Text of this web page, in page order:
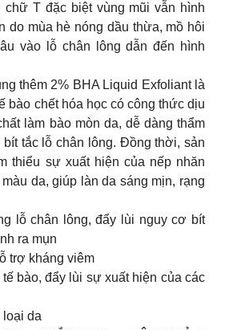
chữ T đặc biệt vùng mũi vẫn hình
do mùa hè nóng dầu thừa, mồ hôi
vào lỗ chân lông dẫn đến hình
thêm 2% BHA Liquid Exfoliant là
bào chết hóa học có công thức dịu
làm bào mòn da, dễ dàng thẩm
bít tắc lỗ chân lông. Đồng thời, sản
thiểu sự xuất hiện của nếp nhăn
da, giúp làn da sáng mịn, rạng
lỗ chân lông, đẩy lùi nguy cơ bít
ra mụn
trợ kháng viêm
bào, đẩy lùi sự xuất hiện của các
da